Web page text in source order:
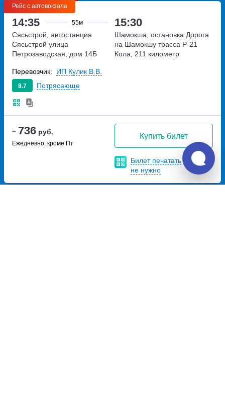
Рейс с автовокзала
14:35 55м 15:30
~ 736 руб.
Ежедневно, кроме Пт
Купить билет
Билет печатать
не нужно
Сясьстрой, автостанция
Сясьстрой улица
Петрозаводская, дом 14Б
Шамокша, остановка Дорога
на Шамокшу трасса Р-21
Кола, 211 километр
8.7 Потрясающе
Перевозчик: ИП Кулик В.В.